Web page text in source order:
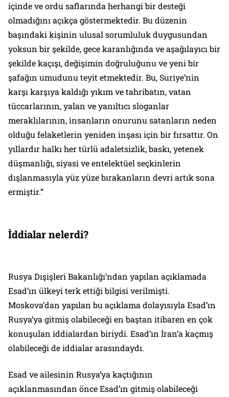
içinde ve ordu saflarında herhangi bir desteği
olmadığını açıkça göstermektedir. Bu düzenin
başındaki kişinin ulusal sorumluluk duygusundan
yoksun bir şekilde, gece karanlığında ve aşağılayıcı bir
şekilde kaçışı, değişimin doğruluğunu ve yeni bir
şafağın umudunu teyit etmektedir. Bu, Suriye’nin
karşı karşıya kaldığı yıkım ve tahribatın, vatan
tüccarlarının, yalan ve yanıltıcı sloganlar
meraklılarının, insanların onurunu satanların neden
olduğu felaketlerin yeniden inşası için bir fırsattır. On
yıllardır halkı her türlü adaletsizlik, baskı, yetenek
düşmanlığı, siyasi ve entelektüel seçkinlerin
dışlanmasıyla yüz yüze bırakanların devri artık sona
ermiştir.”
İddialar nelerdi?
Rusya Dışişleri Bakanlığı’ndan yapılan açıklamada
Esad’ın ülkeyi terk ettiği bilgisi verilmişti.
Moskova’dan yapılan bu açıklama dolayısıyla Esad’ın
Rusya’ya gitmiş olabileceği en baştan itibaren en çok
konuşulan iddialardan biriydi. Esad’ın İran’a kaçmış
olabileceği de iddialar arasındaydı.
Esad ve ailesinin Rusya’ya kaçtığının
açıklanmasından önce Esad’ın gitmiş olabileceği